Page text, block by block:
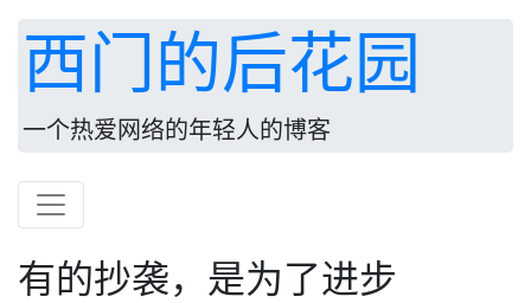
西门的后花园
一个热爱网络的年轻人的博客
有的抄袭，是为了进步